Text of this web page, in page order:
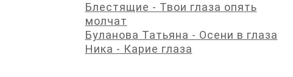
Блестящие - Твои глаза опять
молчат
Буланова Татьяна - Осени в глаза
Ника - Карие глаза